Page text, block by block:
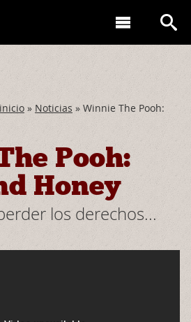
» Noticias » Winnie The Pooh:
Pooh:
Honey
los derechos...